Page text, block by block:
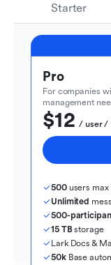
Starter
Pro
For companies
management
$12
/ user
500 users max
Unlimited
500-
15 TB storage
Lark Docs &
50k Base